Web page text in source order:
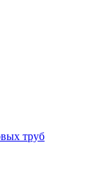
труб